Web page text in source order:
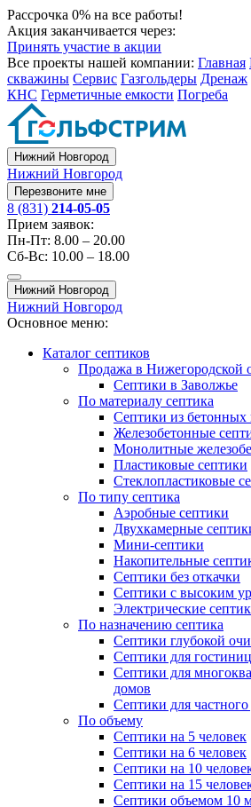
Рассрочка 0% на все работы!
Акция заканчивается через:
Принять участие в акции
Все проекты нашей компании: Главная
скважины Сервис Газгольдеры Дренаж
КНС Герметичные емкости Погреба
Нижний Новгород
Нижний Новгород
Перезвоните мне
8 (831) 214-05-05
Прием заявок:
Пн-Пт: 8.00 – 20.00
Сб-Вс: 10.00 – 18.00
Нижний Новгород
Нижний Новгород
Основное меню:
Каталог септиков
Продажа в Нижегородской
Септики в Заволжье
По материалу септика
Септики из бетонных
Железобетонные
Монолитные
Пластиковые септики
Стеклопластиковые
По типу септика
Аэробные септики
Двухкамерные
Мини-септики
Накопительные
Септики без откачки
Септики с высоким
Электрические
По назначению септика
Септики глубокой
Септики для гостиниц
Септики для
домов
Септики для
По объему
Септики на 5 человек
Септики на 6 человек
Септики на 10
Септики на 15
Септики объемом 10